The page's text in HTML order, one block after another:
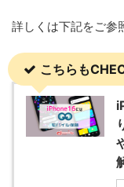
詳しくは下記をご参
こちらも